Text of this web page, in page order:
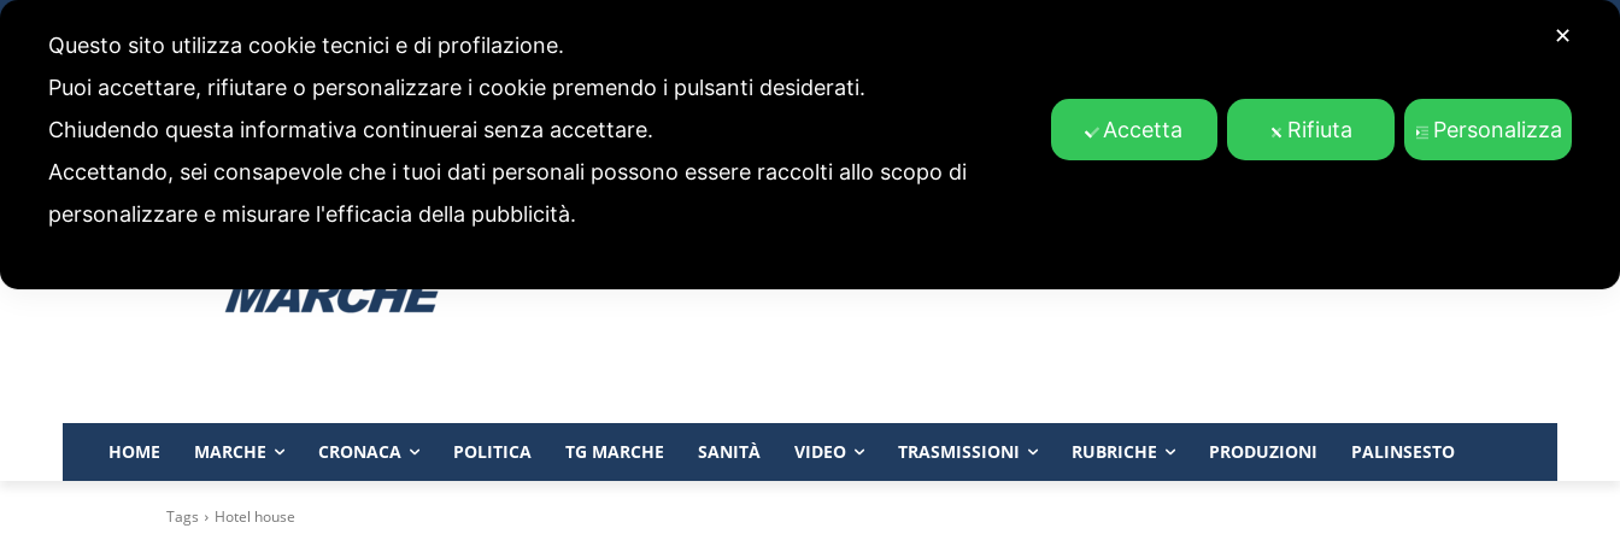
CODICE ETICO E POLITICA EDITORIALE
HOME MARCHE CRONACA POLITICA TG MARCHE SANITÀ VIDEO TRASMISSIONI RUBRICHE PRODUZIONI PALINSESTO
Tags Hotel house
✕
Questo sito utilizza cookie tecnici e di profilazione.
Puoi accettare, rifiutare o personalizzare i cookie premendo i pulsanti desiderati.
Chiudendo questa informativa continuerai senza accettare.
Accettando, sei consapevole che i tuoi dati personali possono essere raccolti allo scopo di
personalizzare e misurare l'efficacia della pubblicità.
Accetta Rifiuta Personalizza